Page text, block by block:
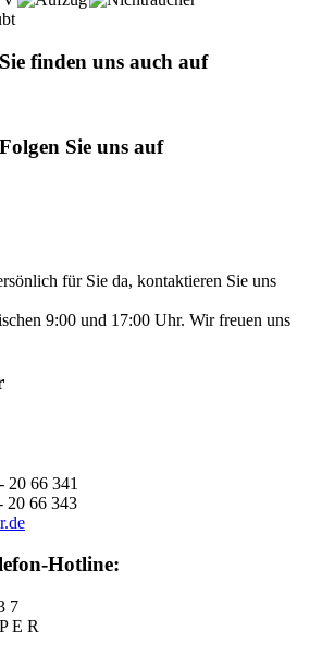
Sie finden uns auch auf
Folgen Sie uns auf
für Sie da, kontaktieren Sie uns
9:00 und 17:00 Uhr. Wir freuen uns
20 66 341
20 66 343
Hotline:
7
E R